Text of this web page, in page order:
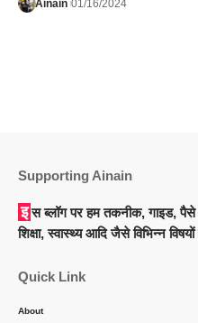
Ainain 01/16/2024
Supporting Ainain
इस ब्लॉग पर हम तकनीक, गाइड, पैसे कमाने के तरीके, कैसे बनें, तकनीक,
शिक्षा, स्वास्थ्य आदि जैसे विभिन्न
Quick Link
About